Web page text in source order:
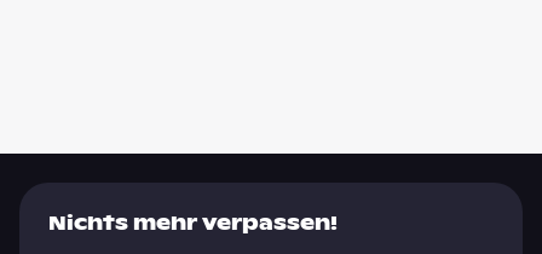
Nichts mehr verpassen!